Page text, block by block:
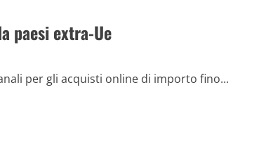
paesi extra-Ue
per gli acquisti online di importo fino...